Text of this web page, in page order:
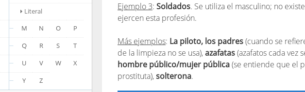
Literal
M
N O
P
Q
R S
T
U
V W
X
Y
Z
Ejemplo 3: Soldados. Se utiliza el masculino; no
ejercen esta profesión.
Más ejemplos: La piloto, los padres(cuando se
de la limpieza no se usa),azafatas(azafatos cada vez
hombre público/mujer pública(se entiende que el
prostituta),solterona.